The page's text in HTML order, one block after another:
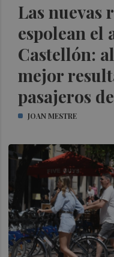
Las nuevas
espolean el
Castellón:
mejor
pasajeros
JOAN MESTRE